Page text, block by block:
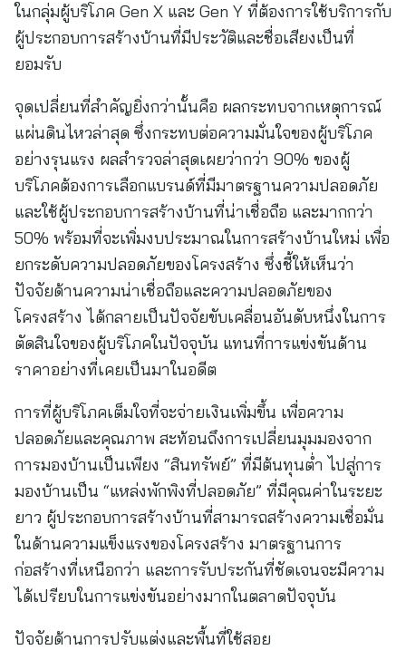
ในกลุ่มผู้บริโภค Gen X และ Gen Y ที่ต้องการใช้บริการกับ
ผู้ประกอบการสร้างบ้านที่มีประวัติและชื่อเสียงเป็นที่
ยอมรับ
จุดเปลี่ยนที่สำคัญยิ่งกว่านั้นคือ ผลกระทบจากเหตุการณ์
แผ่นดินไหวล่าสุด ซึ่งกระทบต่อความมั่นใจของผู้บริโภค
อย่างรุนแรง ผลสำรวจล่าสุดเผยว่ากว่า 90% ของผู้
บริโภคต้องการเลือกแบรนด์ที่มีมาตรฐานความปลอดภัย
และใช้ผู้ประกอบการสร้างบ้านที่น่าเชื่อถือ และมากกว่า
50% พร้อมที่จะเพิ่มงบประมาณในการสร้างบ้านใหม่ เพื่อ
ยกระดับความปลอดภัยของโครงสร้าง ซึ่งชี้ให้เห็นว่า
ปัจจัยด้านความน่าเชื่อถือและความปลอดภัยของ
โครงสร้าง ได้กลายเป็นปัจจัยขับเคลื่อนอันดับหนึ่งในการ
ตัดสินใจของผู้บริโภคในปัจจุบัน แทนที่การแข่งขันด้าน
ราคาอย่างที่เคยเป็นมาในอดีต
การที่ผู้บริโภคเต็มใจที่จะจ่ายเงินเพิ่มขึ้น เพื่อความ
ปลอดภัยและคุณภาพ สะท้อนถึงการเปลี่ยนมุมมองจาก
การมองบ้านเป็นเพียง “สินทรัพย์” ที่มีต้นทุนต่ำ ไปสู่การ
มองบ้านเป็น “แหล่งพักพิงที่ปลอดภัย” ที่มีคุณค่าในระยะ
ยาว ผู้ประกอบการสร้างบ้านที่สามารถสร้างความเชื่อมั่น
ในด้านความแข็งแรงของโครงสร้าง มาตรฐานการ
ก่อสร้างที่เหนือกว่า และการรับประกันที่ชัดเจนจะมีความ
ได้เปรียบในการแข่งขันอย่างมากในตลาดปัจจุบัน
ปัจจัยด้านการปรับแต่งและพื้นที่ใช้สอย